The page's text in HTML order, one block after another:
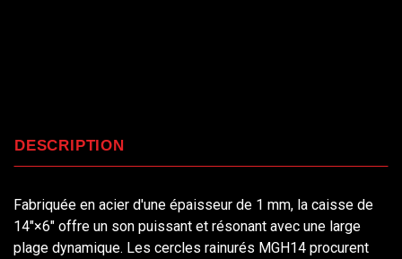
DESCRIPTION
Fabriquée en acier d'une épaisseur de 1 mm, la caisse de
14"×6" offre un son puissant et résonant avec une large
plage dynamique. Les cercles rainurés MGH14 procurent